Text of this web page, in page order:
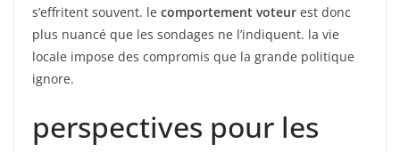
s’effritent souvent. le comportement voteur est donc
plus nuancé que les sondages ne l’indiquent. la vie
locale impose des compromis que la grande politique
ignore.
perspectives pour les